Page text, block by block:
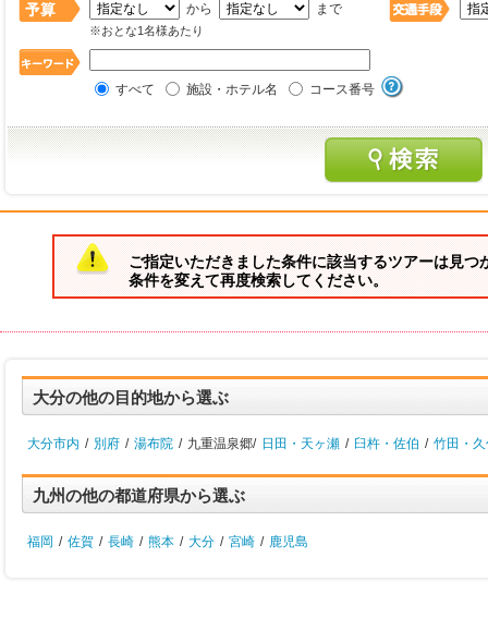
から まで
※おとな1名様あたり
すべて 施設・ホテル名 コース番号
ご指定いただきました条件に該当するツアーは見つ
条件を変えて再度検索してください。
大分の他の目的地から選ぶ
大分市内 / 別府 / 湯布院 / 九重温泉郷/ 日田・天ヶ瀬 / 臼杵・佐伯 / 竹田・
九州の他の都道府県から選ぶ
福岡 / 佐賀 / 長崎 / 熊本 / 大分 / 宮崎 / 鹿児島